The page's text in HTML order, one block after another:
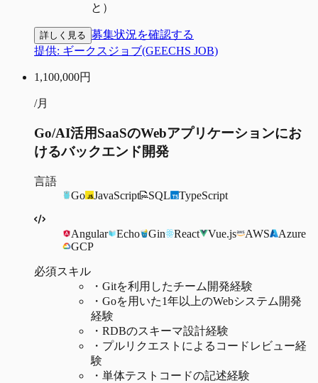
と）
詳しく見る 募集状況を確認する
提供: ギークスジョブ(GEECHS JOB)
1,100,000円
/月
Go/AI活用SaaSのWebアプリケーションにお
けるバックエンド開発
言語
Go
JavaScript SQL TypeScript
Angular Echo Gin React Vue.js AWS
Azure
GCP
必須スキル
・ Gitを利用したチーム開発経験
・ Goを用いた1年以上のWebシステム開発
経験
・ RDBのスキーマ設計経験
・ プルリクエストによるコードレビュー経
験
・ 単体テストコードの記述経験